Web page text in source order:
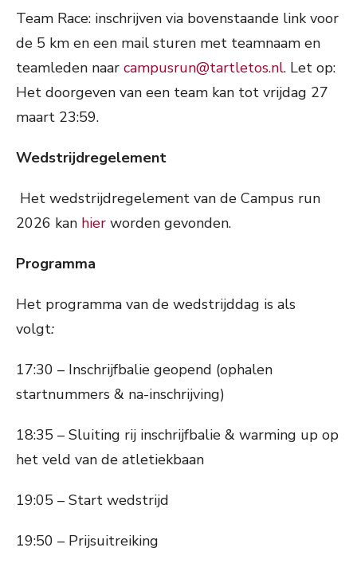
Team Race: inschrijven via bovenstaande link voor
de 5 km en een mail sturen met teamnaam en
teamleden naar campusrun@tartletos.nl. Let op:
Het doorgeven van een team kan tot vrijdag 27
maart 23:59.
Wedstrijdregelement
Het wedstrijdregelement van de Campus run
2026 kan hier worden gevonden.
Programma
Het programma van de wedstrijddag is als
volgt:
17:30 – Inschrijfbalie geopend (ophalen
startnummers & na-inschrijving)
18:35 – Sluiting rij inschrijfbalie & warming up op
het veld van de atletiekbaan
19:05 – Start wedstrijd
19:50 – Prijsuitreiking